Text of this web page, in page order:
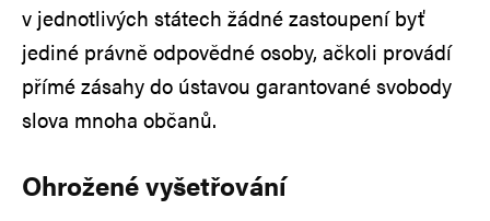
v jednotlivých státech žádné zastoupení byť
jediné právně odpovědné osoby, ačkoli provádí
přímé zásahy do ústavou garantované svobody
slova mnoha občanů.
Ohrožené vyšetřování